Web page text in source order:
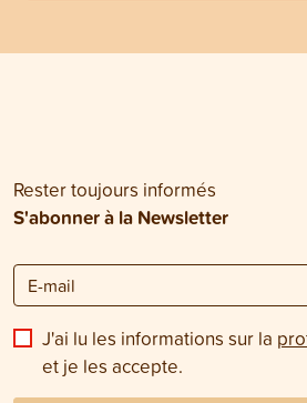
Rester toujours informés
S'abonner à la Newsletter
J'ai lu les informations sur la
et je les accepte.